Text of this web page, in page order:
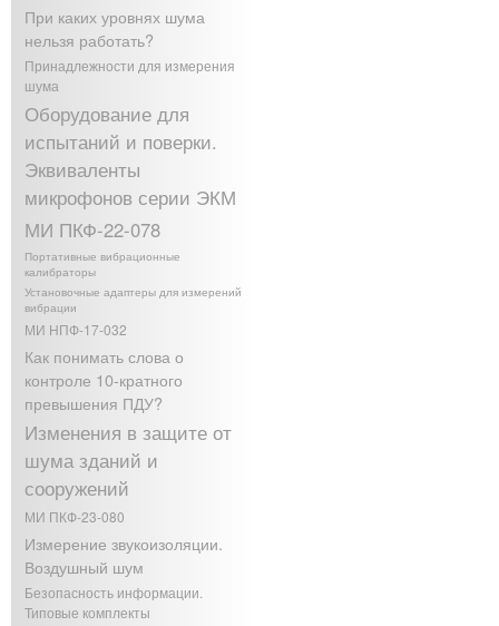
При каких уровнях шума
нельзя работать?
Принадлежности для измерения
шума
Оборудование для
испытаний и поверки.
Эквиваленты
микрофонов серии ЭКМ
МИ ПКФ-22-078
Портативные вибрационные
калибраторы
Установочные адаптеры для измерений
вибрации
МИ НПФ-17-032
Как понимать слова о
контроле 10-кратного
превышения ПДУ?
Изменения в защите от
шума зданий и
сооружений
МИ ПКФ-23-080
Измерение звукоизоляции.
Воздушный шум
Безопасность информации.
Типовые комплекты